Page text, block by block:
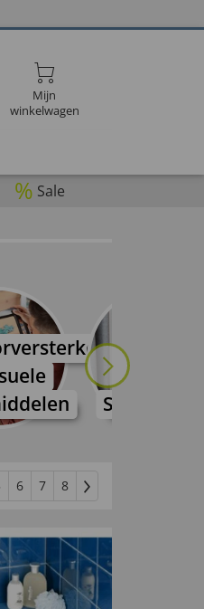
Mijn
winkelwagen
% Sale
6 7 8